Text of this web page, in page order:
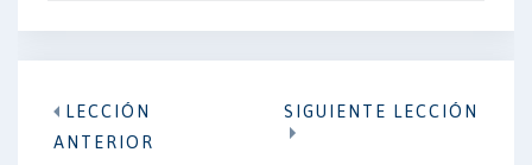
LECCIÓN
ANTERIOR
SIGUIENTE LECCIÓN